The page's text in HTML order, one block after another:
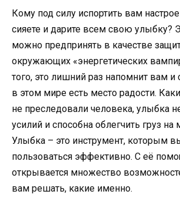
Кому под силу испортить вам
сияете и дарите всем свою улыбку?
можно предпринять в качестве
окружающих «энергетических
того, это лишний раз напомнит вам и
в этом мире есть место радости.
не преследовали человека, улыбка
усилий и способна облегчить груз на
Улыбка – это инструмент, которым
пользоваться эффективно. С её
открывается множество
вам решать, какие именно.